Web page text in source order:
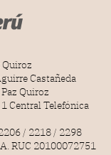
Castañeda
Quiroz
Central Telefónica
/ 2218 / 2298
RUC 20100072751